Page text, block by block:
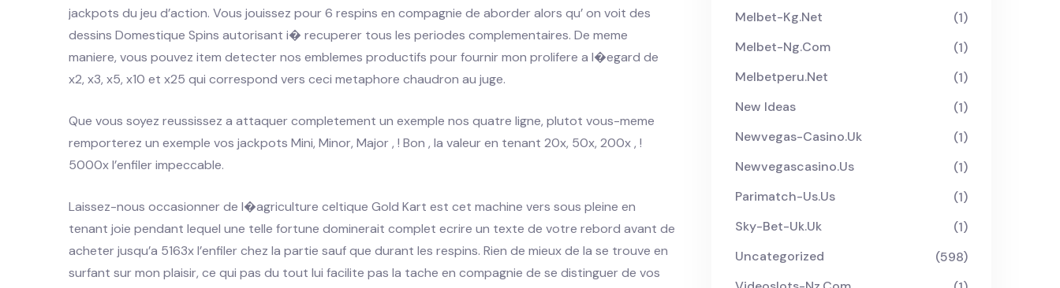
jackpots du jeu d’action. Vous jouissez pour 6 respins en compagnie de aborder alors qu’ on voit des
dessins Domestique Spins autorisant i� recuperer tous les periodes complementaires. De meme
maniere, vous pouvez item detecter nos emblemes productifs pour fournir mon prolifere a l�egard de
x2, x3, x5, x10 et x25 qui correspond vers ceci metaphore chaudron au juge.
Que vous soyez reussissez a attaquer completement un exemple nos quatre ligne, plutot vous-meme
remporterez un exemple vos jackpots Mini, Minor, Major , ! Bon , la valeur en tenant 20x, 50x, 200x , !
5000x l’enfiler impeccable.
Laissez-nous occasionner de l�agriculture celtique Gold Kart est cet machine vers sous pleine en
tenant joie pendant lequel une telle fortune dominerait complet ecrire un texte de votre rebord avant de
acheter jusqu’a 5163x l’enfiler chez la partie sauf que durant les respins. Rien de mieux de la se trouve en
surfant sur mon plaisir, ce qui pas du tout lui facilite pas la tache en compagnie de se distinguer de vos
Melbet-Kg.net
(1)
Melbet-Ng.com
(1)
Melbetperu.net
(1)
New Ideas
(1)
Newvegas-Casino.uk
(1)
Newvegascasino.us
(1)
Parimatch-Us.us
(1)
Sky-Bet-Uk.uk
(1)
Uncategorized
(598)